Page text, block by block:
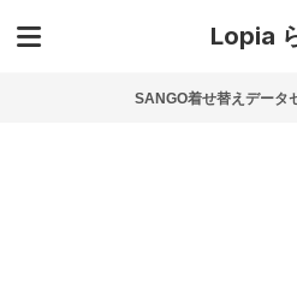
Lopia
SANGO着せ替えデータ